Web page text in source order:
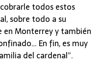
todos estos
sobre todo a su
en Monterrey y también
En fin, es muy
del cardenal”.